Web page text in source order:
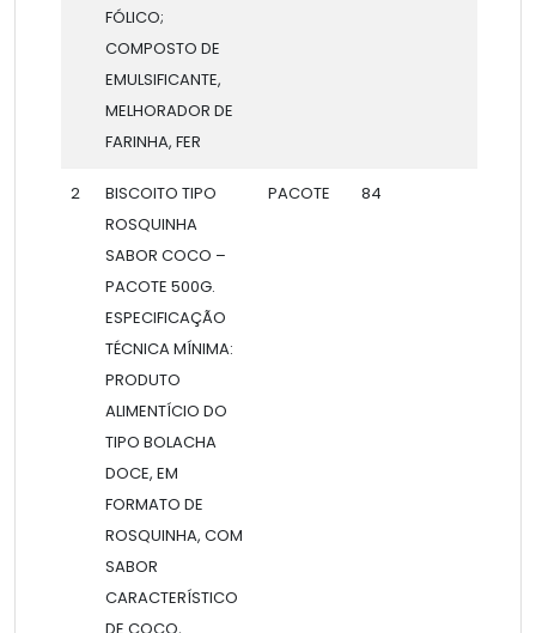
FÓLICO;
COMPOSTO DE
EMULSIFICANTE,
MELHORADOR DE
FARINHA, FER
2
BISCOITO TIPO
ROSQUINHA
SABOR COCO –
PACOTE 500G.
ESPECIFICAÇÃO
TÉCNICA MÍNIMA:
PRODUTO
ALIMENTÍCIO DO
TIPO BOLACHA
DOCE, EM
FORMATO DE
ROSQUINHA, COM
SABOR
CARACTERÍSTICO
PACOTE 84